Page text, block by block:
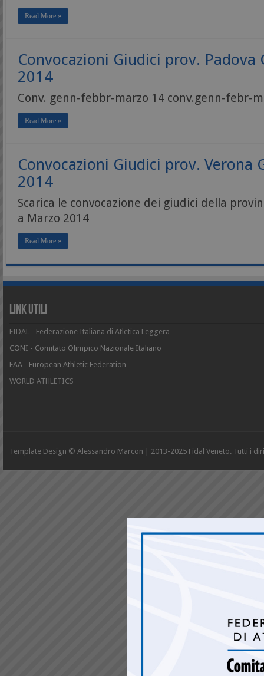
Read More »
Convocazioni Giudici prov. Padova
2014
Conv. genn-febbr-marzo 14 conv.genn-febr-
Read More »
Convocazioni Giudici prov. Verona
2014
Scarica le convocazione dei giudici della
a Marzo 2014
Read More »
Link Utili
FIDAL - Federazione Italiana di Atletica Leggera
CONI - Comitato Olimpico Nazionale Italiano
EAA - European Athletic Federation
WORLD ATHLETICS
Template Design © Alessandro Marcon | 2013-2025 Fidal Veneto. Tutti i